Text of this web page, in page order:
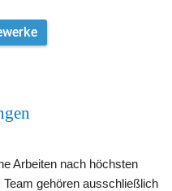
Arbeiten nach höchsten
gehören ausschließlich